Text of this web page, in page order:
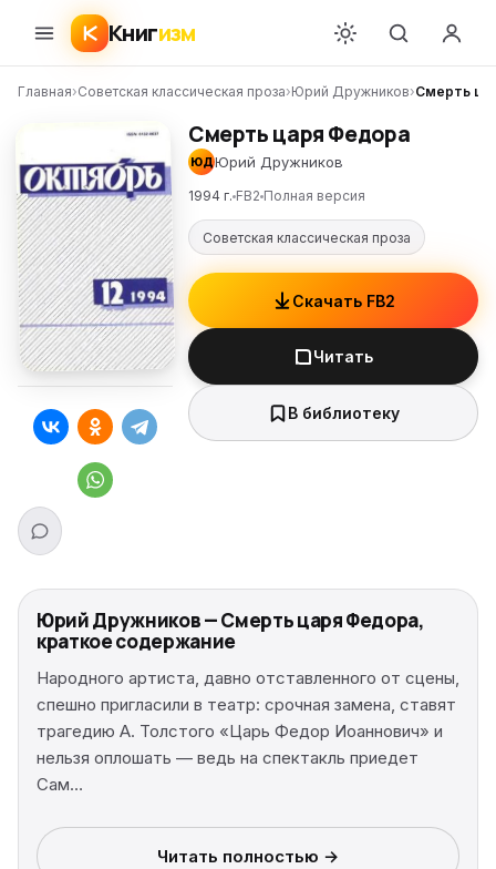
Книгизм
Главная›Советская классическая проза›Юрий Дружников›Смерть
Смерть царя Федора
ЮДЮрий Дружников
1994 г. FB2 Полная версия
Советская классическая проза
Скачать FB2
Читать
В библиотеку
Юрий Дружников — Смерть царя Федора,
краткое содержание
Народного артиста, давно отставленного от сцены,
спешно пригласили в театр: срочная замена, ставят
трагедию А. Толстого «Царь Федор Иоаннович» и
нельзя оплошать — ведь на спектакль приедет
Сам…
Читать полностью →